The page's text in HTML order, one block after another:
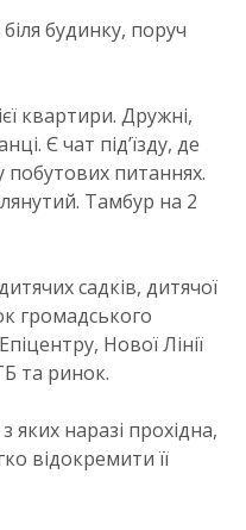
будинку, поруч
квартири. Дружні,
Є чат під’їзду, де
питаннях.
Тамбур на 2
садків, дитячої
громадського
Нової Лінії
та ринок.
яких наразі прохідна,
відокремити її